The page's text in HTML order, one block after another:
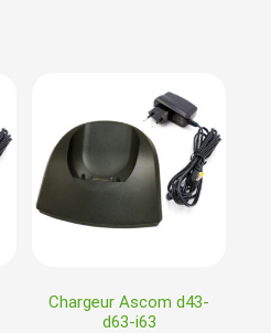
Chargeur Ascom d43-
d63-i63